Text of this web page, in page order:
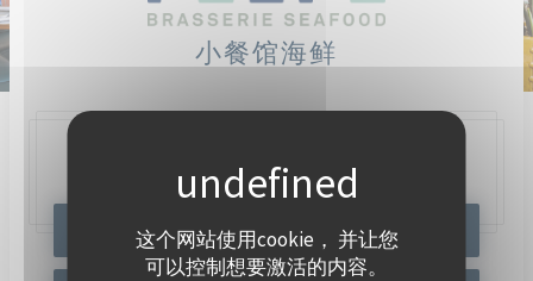
这个网站使用cookie， 并让您
可以控制想要激活的内容。
小餐馆海鲜
47, Quai Charles Pasqua,92300 Levallois-Perret
预订餐位